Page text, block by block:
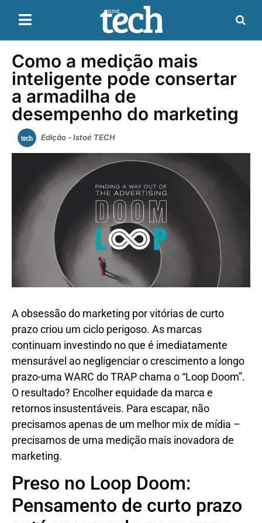
Como a medição mais
inteligente pode consertar
a armadilha de
desempenho do marketing
Edição - Istoé TECH
A obsessão do marketing por vitórias de curto
prazo criou um ciclo perigoso. As marcas
continuam investindo no que é imediatamente
mensurável ao negligenciar o crescimento a longo
prazo-uma WARC do TRAP chama o “Loop Doom”.
O resultado? Encolher equidade da marca e
retornos insustentáveis. Para escapar, não
precisamos apenas de um melhor mix de mídia –
precisamos de uma medição mais inovadora de
marketing.
Preso no Loop Doom:
Pensamento de curto prazo